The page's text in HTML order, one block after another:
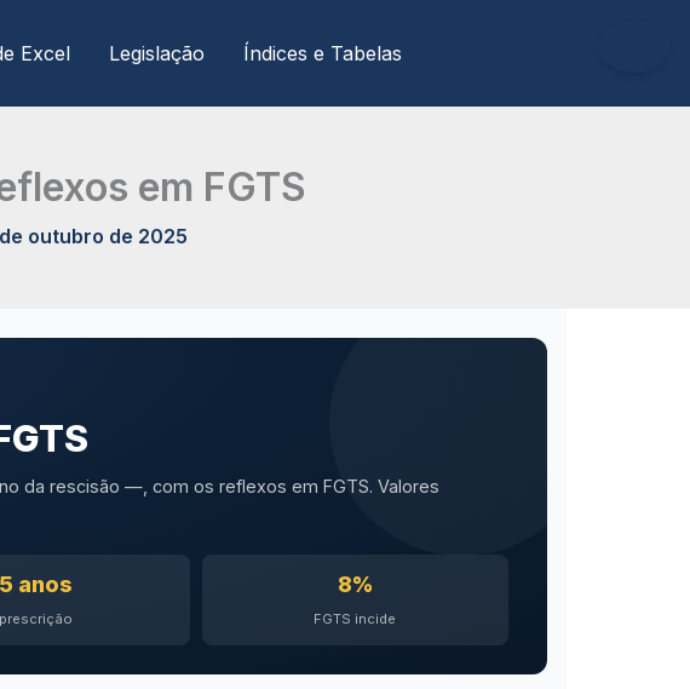
Excel Legislação Índices e Tabelas
em FGTS
outubro de 2025
da rescisão —, com os reflexos em FGTS. Valores
5 anos
prescrição
8%
FGTS incide